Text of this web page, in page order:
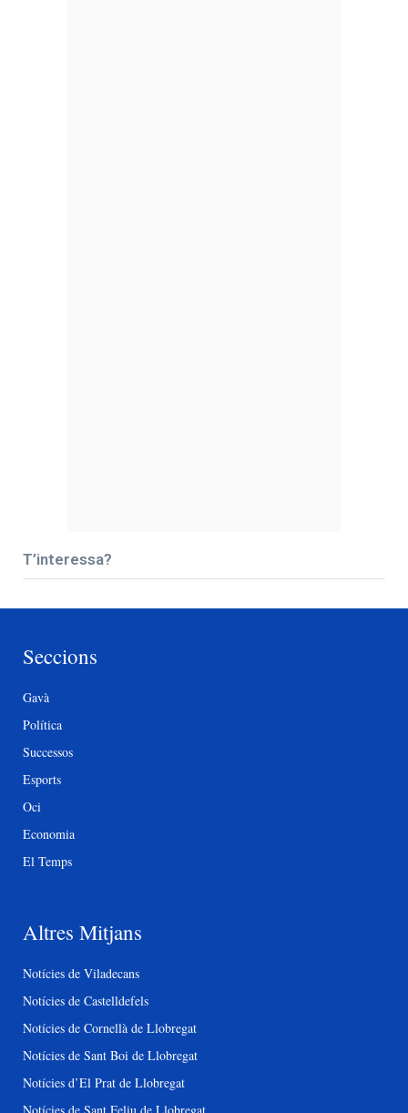
T’interessa?
Seccions
Gavà
Política
Successos
Esports
Oci
Economia
El Temps
Altres Mitjans
Notícies de Viladecans
Notícies de Castelldefels
Notícies de Cornellà de Llobregat
Notícies de Sant Boi de Llobregat
Notícies d’El Prat de Llobregat